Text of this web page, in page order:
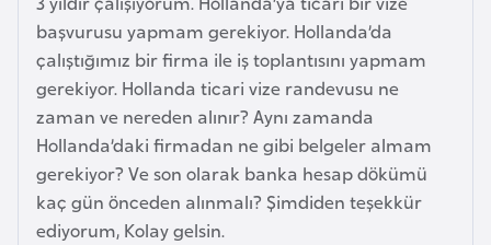
başvurusu yapmam gerekiyor. Hollanda’da
çalıştığımız bir firma ile iş toplantısını yapmam
gerekiyor. Hollanda ticari vize randevusu ne
zaman ve nereden alınır? Aynı zamanda
Hollanda’daki firmadan ne gibi belgeler almam
gerekiyor? Ve son olarak banka hesap dökümü
kaç gün önceden alınmalı? Şimdiden teşekkür
ediyorum, Kolay gelsin.
H
i
n
d
i
s
t